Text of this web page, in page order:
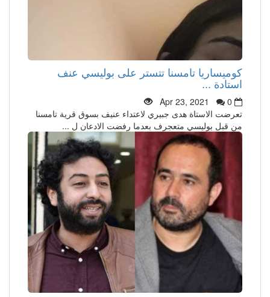
كوميساريا تامسنا تتستر على بوليسي عنف
استادة ...
Apr 23, 2021
0
تعرضت الاستاة هدى جبيري لاعتداء عنيف بسوق قرية تامسنا
من قبل بوليسي متعجرف بعدما رفضت الادعان ل ...